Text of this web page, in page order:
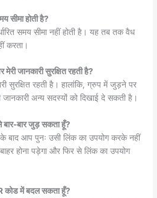
सीमा होती है?
समय सीमा नहीं होती है। यह तब तक वैध
करता।
जानकारी सुरक्षित रहती है?
सुरक्षित रहती है। हालांकि, ग्रुप में जुड़ने पर
अन्य सदस्यों को दिखाई दे सकती है।
बार-बार जुड़ सकता हूँ?
बाद आप पुनः उसी लिंक का उपयोग करके नहीं
होना पड़ेगा और फिर से लिंक का उपयोग
कोड में बदल सकता हूँ?